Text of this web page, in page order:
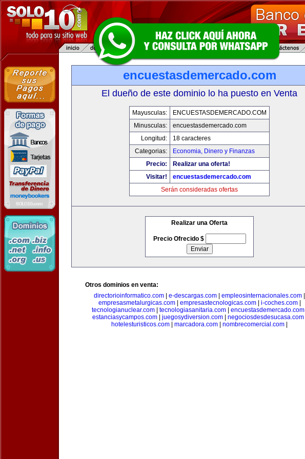
encuestasdemercado.com
El dueño de este dominio lo ha puesto en Venta
Mayusculas:
ENCUESTASDEMERCADO.COM
Minusculas:
encuestasdemercado.com
Longitud:
18 caracteres
Categorias:
Economia, Dinero y Finanzas
Precio:
Realizar una oferta!
Visitar!
encuestasdemercado.com
Serán consideradas ofertas
Realizar una Oferta
Precio Ofrecido $
Otros dominios en venta:
directorioinformatico.com
e-descargas.com empleosinternacionales.com
empresasmetalurgicas.com| empresastecnologicas.com| i-coches.com|
tecnologianuclear.com| tecnologiasanitaria.com| encuestasdemercado.com|
estanciasycampos.com| juegosydiversion.com| negociosdesdesucasa.com|
hotelesturisticos.com
marcadora.com nombrecomercial.com